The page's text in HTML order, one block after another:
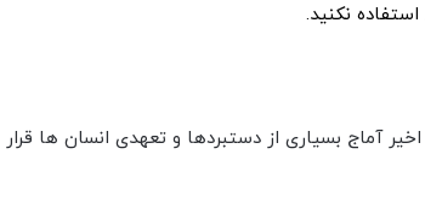
نکنید.
آماج بسیاری از دستبردها و تعهدی انسان ها قرار